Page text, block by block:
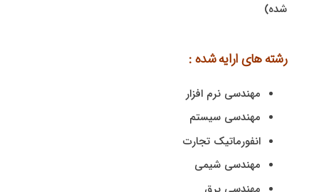
شده)
رشته های ارایه شده :
مهندسی نرم افزار
مهندسی سیستم
انفورماتیک تجارت
مهندسی شیمی